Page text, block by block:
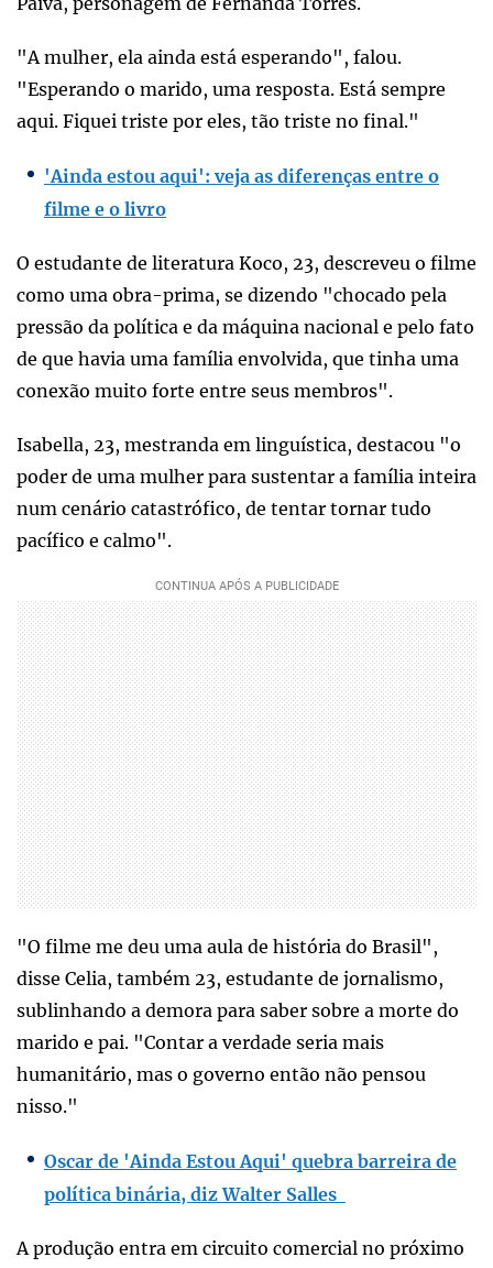
"A mulher, ela ainda está esperando", falou.
"Esperando o marido, uma resposta. Está sempre
aqui. Fiquei triste por eles, tão triste no final."
'Ainda estou aqui': veja as diferenças entre o
filme e o livro
O estudante de literatura Koco, 23, descreveu o filme
como uma obra-prima, se dizendo "chocado pela
pressão da política e da máquina nacional e pelo fato
de que havia uma família envolvida, que tinha uma
conexão muito forte entre seus membros".
Isabella, 23, mestranda em linguística, destacou "o
poder de uma mulher para sustentar a família inteira
num cenário catastrófico, de tentar tornar tudo
pacífico e calmo".
"O filme me deu uma aula de história do Brasil",
disse Celia, também 23, estudante de jornalismo,
sublinhando a demora para saber sobre a morte do
marido e pai. "Contar a verdade seria mais
humanitário, mas o governo então não pensou
nisso."
Oscar de 'Ainda Estou Aqui' quebra barreira de
política binária, diz Walter Salles
A produção entra em circuito comercial no próximo